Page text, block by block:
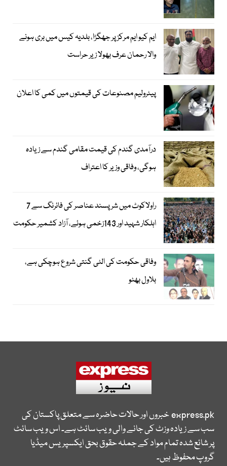
ایم کیو ایم مرکز پر جھگڑا، بلدیہ کیس میں بری ہونے
والا رحمان عرف بھولا زیر حراست
پیٹرولیم مصنوعات کی قیمتوں میں کمی کا اعلان
درآمدی گندم کی قیمت مقامی گندم سے زیادہ
ہوگی، وفاقی وزیر کا اعتراف
راولاکوٹ میں شرپسند عناصر کی فائرنگ سے 7
اہلکار شہید اور 143زخمی ہوئے، آزاد کشمیر حکومت
وفاقی حکومت کی الٹی گنتی شروع ہوچکی ہے،
بلاول بھٹو
express.pkخبروں اور حالات حاضرہ سے متعلق پاکستان کی
سب سے زیادہ وزٹ کی جانے والی ویب سائٹ ہے۔ اس ویب سائٹ
پر شائع شدہ تمام مواد کے جملہ حقوق بحق ایکسپریس میڈیا
گروپ محفوظ ہیں۔